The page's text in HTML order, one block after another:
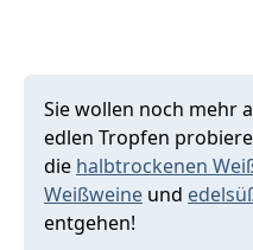
Sie wollen noch mehr
edlen Tropfen
die halbtrockenen
Weißweine und
entgehen!